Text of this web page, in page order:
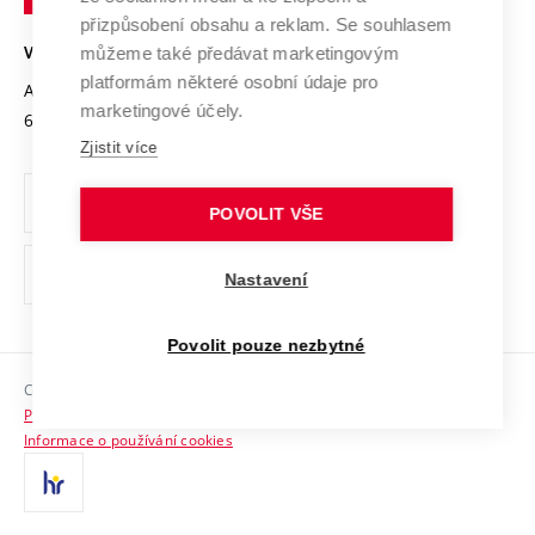
Open Science
Projekty
Projekty ze strukturálních fondů
Specifický výzkum
Univerzitní sítě
Bezpečná univerzita
Vyznamenání
Organizační struktura
Ochrana osobních údajů
odkaz)
Sociální bezpečí
HR Award
Kontakty
VYSOKÉ UČENÍ TECHNICKÉ V BRNĚ
Antonínská 548/1
602 00 Brno
www.vut.cz
vut@vutbr.cz
Copyright © 2026 VUT
Prohlášení o přístupnosti
Informace o používání cookies
přizpůsobení obsahu a reklam. Se souhlasem
můžeme také předávat marketingovým
platformám některé osobní údaje pro
marketingové účely.
Zjistit více
POVOLIT VŠE
Nastavení
Povolit pouze nezbytné